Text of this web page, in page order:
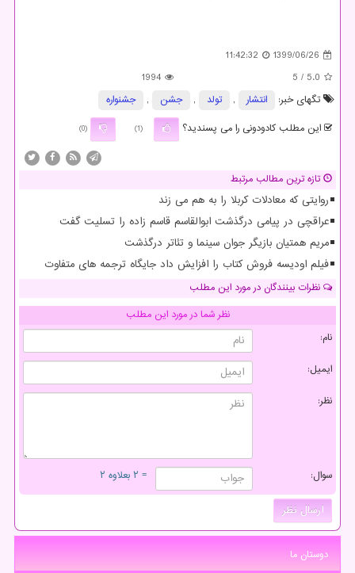
1399/06/26
11:42:32
5.0
/ 5
1994
تگهای خبر:
انتشار , تولد , جشن ,
جشنواره
این مطلب کادودونی را می پسندید؟
(1)
(0)
تازه ترین مطالب مرتبط
روایتی که معادلات کربلا را به هم می زند
عراقچی در پیامی درگذشت ابوالقاسم قاسم زاده را تسلیت گفت
مریم همتیان بازیگر جوان سینما و تئاتر درگذشت
فیلم اودیسه فروش کتاب را افزایش داد جایگاه ترجمه های متفاوت
نظرات بینندگان در مورد این مطلب
نظر شما در مورد این مطلب
نام:
ایمیل:
نظر:
سوال: = ۲ بعلاوه ۲
دوستان ما